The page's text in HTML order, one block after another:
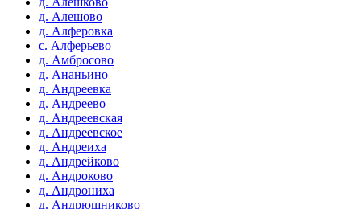
д. Алешово
д. Алферовка
с. Алферьево
д. Амбросово
д. Ананьино
д. Андреевка
д. Андреево
д. Андреевская
д. Андреевское
д. Андреиха
д. Андрейково
д. Андроково
д. Андрониха
д. Андрюшниково